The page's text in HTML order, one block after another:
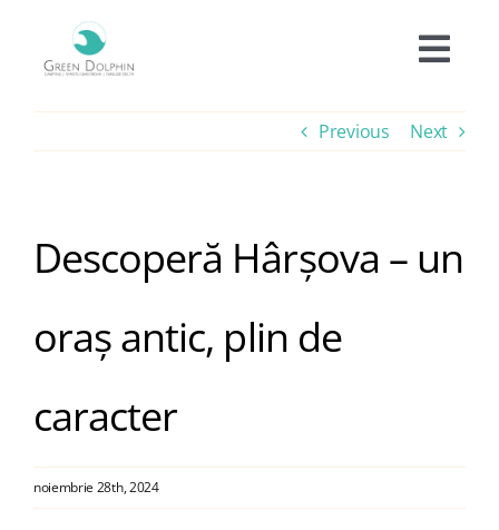
content
Oferte
Experiențe
Facilități
Informații
Previous Next
Descoperă Hârșova – un
oraș antic, plin de
caracter
noiembrie 28th, 2024